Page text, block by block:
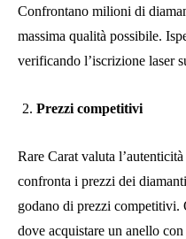
Confrontano milioni di
massima qualità possibile.
verificando l’iscrizione laser
Prezzi competitivi
Rare Carat valuta
confronta i prezzi dei
godano di prezzi competitivi.
dove acquistare un anello